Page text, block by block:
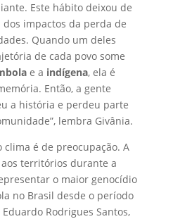
Este hábito deixou de
impactos da perda de
Quando um deles
de cada povo some
e a indígena, ela é
Então, a gente
a história e perdeu parte
lembra Givânia.
clima é de preocupação. A
territórios durante a
o maior genocídio
no Brasil desde o período
Rodrigues Santos,